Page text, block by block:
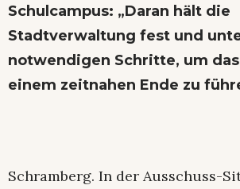
Schulcampus: „Daran hält die
Stadtverwaltung fest und
notwendigen Schritte, um
einem zeitnahen Ende zu
Schramberg. In der Ausschuss-